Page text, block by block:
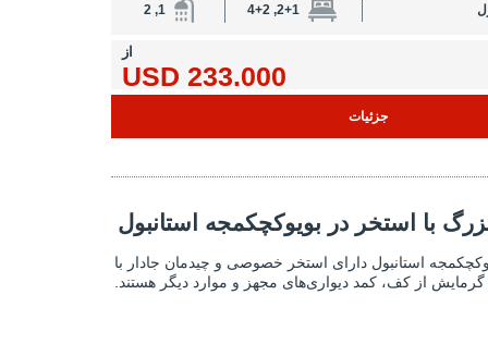
2+1, 4+2
1, 2
از
233.000 USD
جزئیات
ویلای مستقل بزرگ با استخر در در بویوکچکمجه استانبول 2
با استخر در بویوکچکمجه استانبول
استانبول دارای استخر خصوصی و چیدمان جادار با
گرمایش از کف، کمد دیواری‌های مجهز و موارد دیگر هستند.